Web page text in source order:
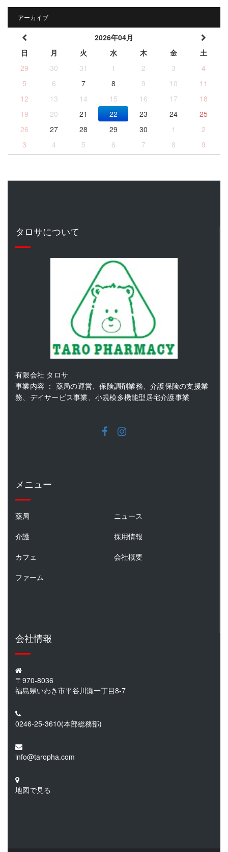
アーカイブ
2026年04月
日
月 火 水 木 金
土
29
30 31 1 2 3
4
5
6 7 8 9 10
11
12
13 14 15 16 17
18
19
20 21 22 23 24
25
26
27 28 29 30 1
2
3
4 5 6 7 8 9
タロサについて
有限会社 タロサ
事業内容 ： 薬局の運営、保険調剤業務、介護保険の支援業
務、デイサービス事業、小規模多機能型居宅介護事業
メニュー
薬局
介護
カフェ
ファーム
ニュース
採用情報
会社概要
会社情報
〒970-8036
福島県いわき市平谷川瀬一丁目8-7
0246-25-3610(本部総務部)
info@taropha.com
地図で見る